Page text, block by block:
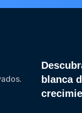
blanca